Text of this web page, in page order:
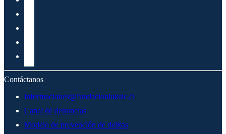
Contáctanos
informaciones@fundacionluksic.cl
Canal de denuncias
Modelo de prevención de delitos